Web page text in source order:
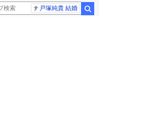
戸塚純貴 結婚